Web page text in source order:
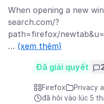
When opening a new
search.com/?
path=firefox/
… (xem thêm)
Đã giải quyết
Firefox
Privacy
đã hỏi vào lúc 5